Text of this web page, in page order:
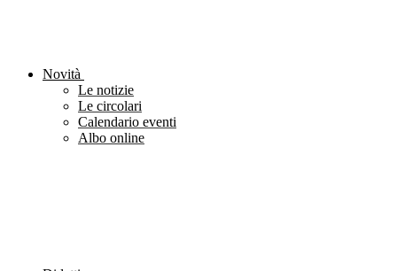
Novità
Le notizie
Le circolari
Calendario eventi
Albo online